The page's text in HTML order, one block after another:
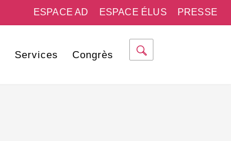
PRESSE
ESPACE ÉLUS
ESPACE AD
Services Congrès